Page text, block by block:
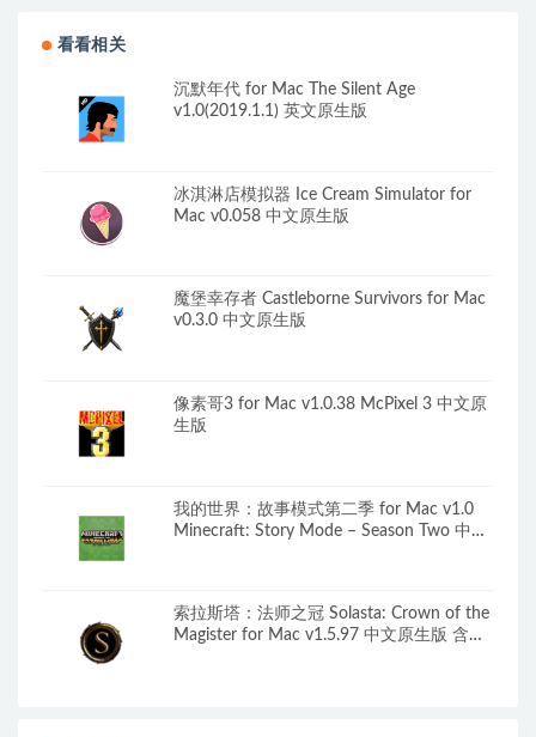
看看相关
沉默年代 for Mac The Silent Age
v1.0(2019.1.1) 英文原生版
冰淇淋店模拟器 Ice Cream Simulator for
Mac v0.058 中文原生版
魔堡幸存者 Castleborne Survivors for Mac
v0.3.0 中文原生版
像素哥3 for Mac v1.0.38 McPixel 3 中文原
生版
我的世界：故事模式第二季 for Mac v1.0
Minecraft: Story Mode – Season Two 中文
索拉斯塔：法师之冠 Solasta: Crown of the
Magister for Mac v1.5.97 中文原生版 含全